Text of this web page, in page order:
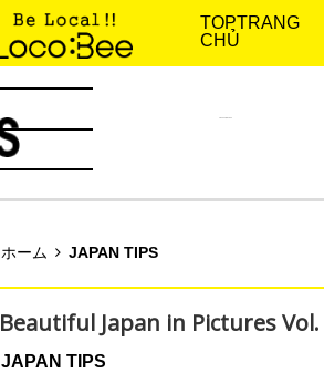
TOPTRANG
CHỦ
ホーム JAPAN TIPS
Beautiful Japan in Pictures Vol.
JAPAN TIPS